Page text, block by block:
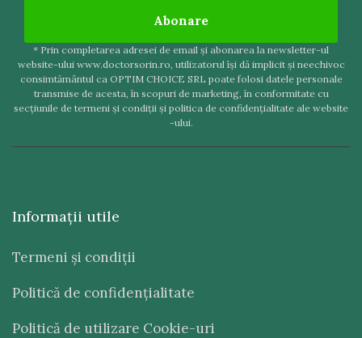
Abonare
* Prin completarea adresei de email şi abonarea la newsletter-ul
website-ului www.doctorsorin.ro, utilizatorul îşi dă implicit şi neechivoc
consimtământul ca OPTIM CHOICE SRL poate folosi datele personale
transmise de acesta, în scopuri de marketing, în conformitate cu
secţiunile de termeni şi condiţii şi politica de confidenţialitate ale website
-ului.
Informaţii utile
Termeni şi condiţii
Politică de confidenţialitate
Politică de utilizare Cookie-uri